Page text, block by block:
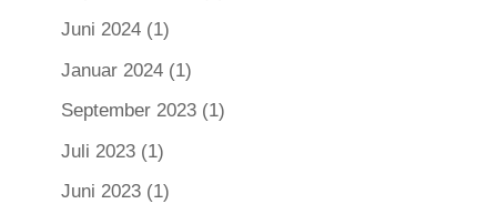
Juni 2024(1)
Januar 2024(1)
September 2023(1)
Juli 2023(1)
Juni 2023(1)